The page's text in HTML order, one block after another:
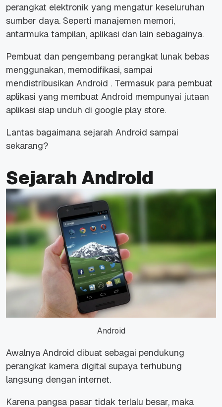
perangkat elektronik yang mengatur keseluruhan
sumber daya. Seperti manajemen memori,
antarmuka tampilan, aplikasi dan lain sebagainya.
Pembuat dan pengembang perangkat lunak bebas
menggunakan, memodifikasi, sampai
mendistribusikan Android . Termasuk para pembuat
aplikasi yang membuat Android mempunyai jutaan
aplikasi siap unduh di google play store.
Lantas bagaimana sejarah Android sampai
sekarang?
Sejarah Android
Android
Awalnya Android dibuat sebagai pendukung
perangkat kamera digital supaya terhubung
langsung dengan internet.
Karena pangsa pasar tidak terlalu besar, maka